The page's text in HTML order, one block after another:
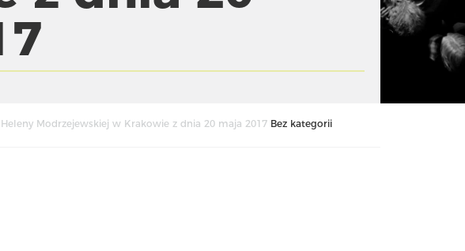
Bez kategorii
Modrzejewskiej w Krakowie z dnia 20 maja 2017